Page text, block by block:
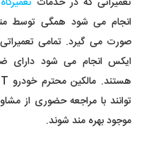
انجام می شود همگی توسط
صورت می گیرد. تمامی
ایکس انجام می شود دارای
توانند با مراجعه حضوری از
موجود بهره مند شوند.